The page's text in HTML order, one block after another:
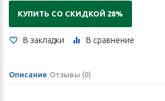
КУПИТЬ СО СКИДКОЙ 28%
В закладки В сравнение
Описание Отзывы (0)